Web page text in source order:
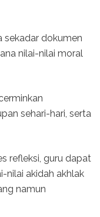
sekadar dokumen
nilai-nilai moral
sehari-hari, serta
refleksi, guru dapat
nilai akidah akhlak
namun